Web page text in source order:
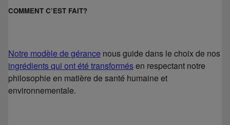
COMMENT C’EST FAIT?
Notre modèle de gérance nous guide dans le choix de nos
ingrédients qui ont été transformésen respectant notre
philosophie en matière de santé humaine et
environnementale.